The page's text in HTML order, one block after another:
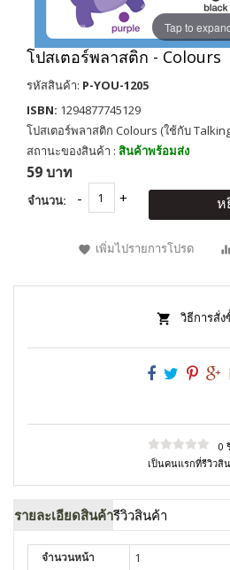
Tap to
โปสเตอร์พลาสติก - Colours
รหัสสินค้า: P-YOU-1205
ISBN: 1294877745129
โปสเตอร์พลาสติก Colours (ใช้กับ
สถานะของสินค้า : สินค้าพร้อมส่ง
59 บาท
จำนวน: ห
เพิ่มไปรายการโปรด
วิธีการสั่ง
0
เป็นคนแรกที่รีวิวสิ
รายละเอียดสินค้ารีวิวสินค้า
จำนวนหน้า 1